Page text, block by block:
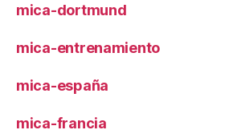
mica-dortmund
mica-entrenamiento
mica-españa
mica-francia